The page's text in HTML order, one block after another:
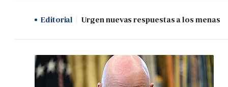
Editorial Urgen nuevas respuestas a los menas